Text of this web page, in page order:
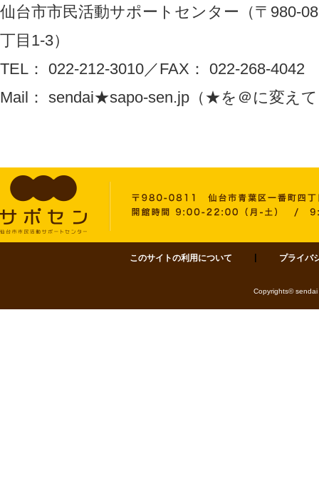
仙台市市民活動サポートセンター（〒980-
丁目1-3）
TEL： 022-212-3010／FAX： 022-268-4042
Mail： sendai★sapo-sen.jp（★を＠に変え
サポセン 仙台市市民活動サポートセンター 〒980-0811 仙台市青葉区一
このサイトの利用について プライバ
Copyrights©